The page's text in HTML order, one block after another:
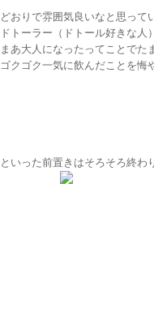
どおりで雰囲気良いなと思って
ドトーラー（ドトール好きな人
まあ大人になったってことでた
ゴクゴク一気に飲んだことを悔
といった前置きはそろそろ終わ